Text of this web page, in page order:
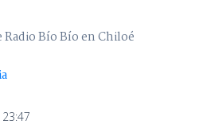
Bío Bío en Chiloé